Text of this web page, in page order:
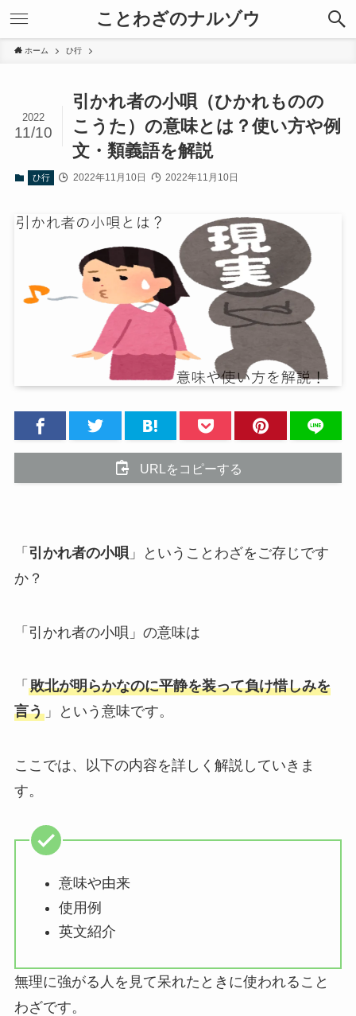
ことわざのナルゾウ
ホーム ひ行
引かれ者の小唄（ひかれものの
こうた）の意味とは？使い方や例
文・類義語を解説
2022
11/10
ひ行 2022年11月10日 2022年11月10日
URLをコピーする
「 引かれ者の小唄 」ということわざをご存じです
か？
「引かれ者の小唄」の意味は
「 敗北が明らかなのに平静を装って負け惜しみを
言う」という意味です。
ここでは、以下の内容を詳しく解説していきま
す。
意味や由来
使用例
英文紹介
無理に強がる人を見て呆れたときに使われること
わざです。